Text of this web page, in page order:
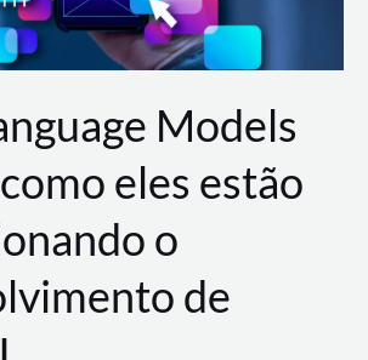
Models
eles estão
o
de